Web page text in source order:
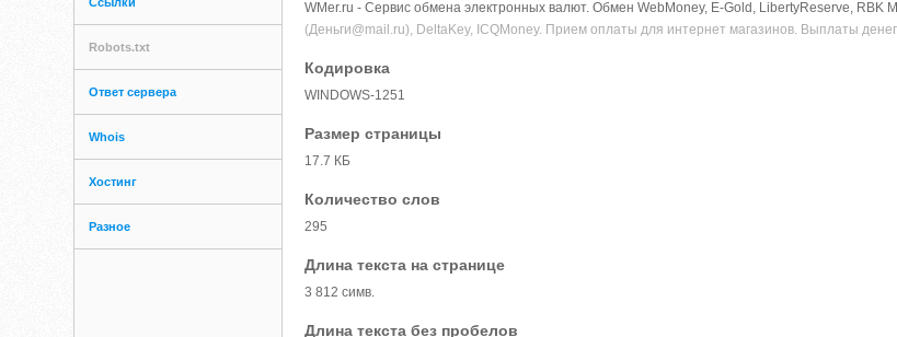
Robots.txt
Ответ сервера
Whois
Хостинг
Разное
WMer.ru - Сервис обмена электронных валют. Обмен WebMoney, E-Gold, LibertyReserve, RBK
(Деньги@mail.ru), DeltaKey, ICQMoney. Прием оплаты для интернет магазинов. Выплаты
Кодировка
WINDOWS-1251
Размер страницы
17.7 КБ
Количество слов
295
Длина текста на странице
3 812 симв.
Длина текста без пробелов